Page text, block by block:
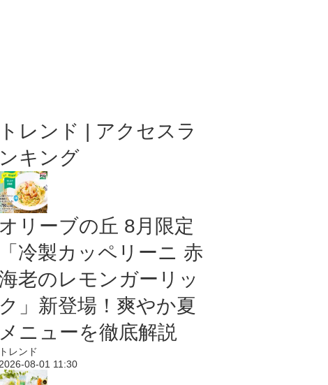
トレンド | アクセスラ
ンキング
オリーブの丘 8月限定
「冷製カッペリーニ 赤
老のレモンガーリッ
ク」新登場！爽やか夏
メニューを徹底解説
トレンド
2026-08-01 11:30